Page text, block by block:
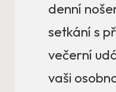
denní
setkání s
večerní
vaši